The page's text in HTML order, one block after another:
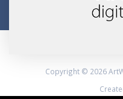
Copyright © 2026